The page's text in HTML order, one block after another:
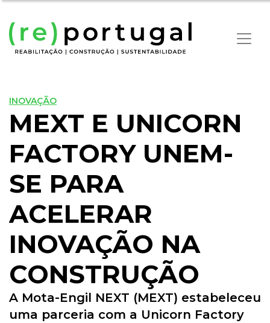
INOVAÇÃO
MEXT E UNICORN
FACTORY UNEM-
SE PARA
ACELERAR
INOVAÇÃO NA
CONSTRUÇÃO
A Mota-Engil NEXT (MEXT) estabeleceu
uma parceria com a Unicorn Factory